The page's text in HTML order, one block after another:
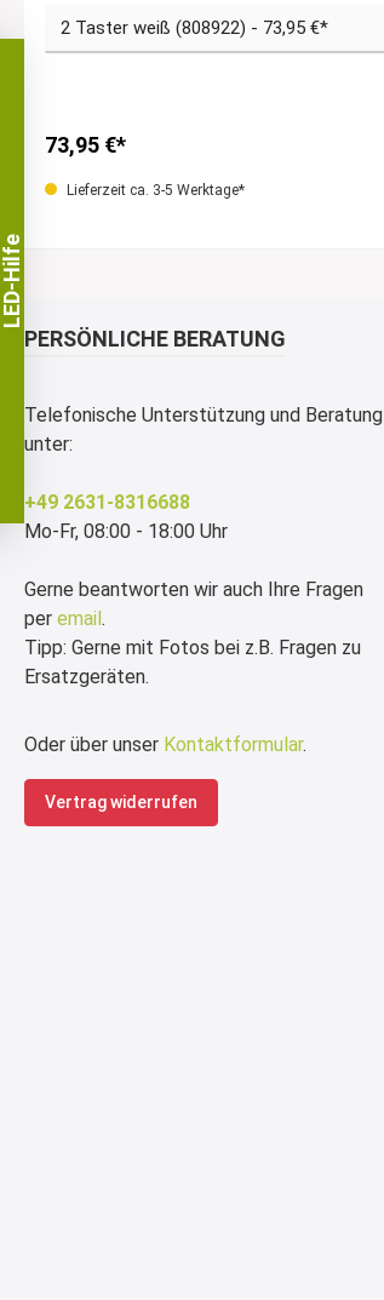
73,95 €*
Lieferzeit ca. 3-5 Werktage*
PERSÖNLICHE BERATUNG
Telefonische Unterstützung und Beratung
unter:
+49 2631-8316688
Mo-Fr, 08:00 - 18:00 Uhr
Gerne beantworten wir auch Ihre Fragen
per email .
Tipp: Gerne mit Fotos bei z.B. Fragen zu
Ersatzgeräten.
Oder über unser Kontaktformular.
Vertrag widerrufen
LED-Hilfe